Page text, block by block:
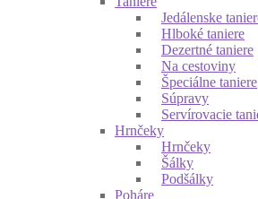
Jedálenske
Hlboké taniere
Dezertné taniere
Na cestoviny
Špeciálne taniere
Súpravy
Servírovacie
Hrnčeky
Hrnčeky
Šálky
Podšálky
Poháre